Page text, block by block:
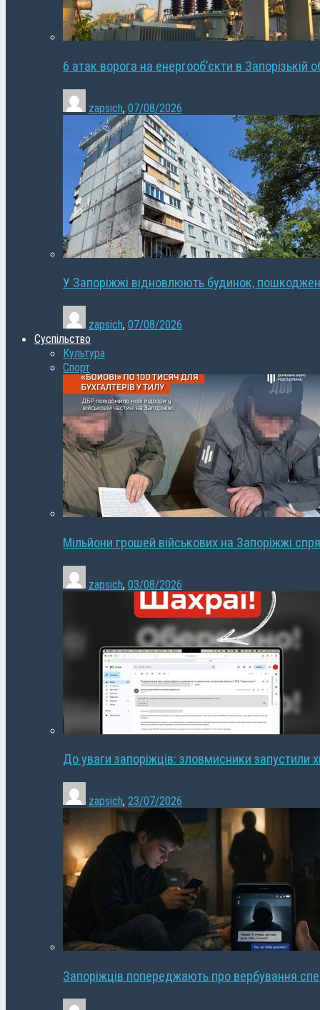
6 атак ворога на енергооб’єкти в Запорізькій
zapsich, 07/08/2026
У Запоріжжі відновлюють будинок,
zapsich, 07/08/2026
Суспільство
Культура
Спорт
Мільйони грошей військових на Запоріжжі
zapsich, 03/08/2026
До уваги запоріжців: зловмисники запустили
zapsich, 23/07/2026
Запоріжців попереджають про вербування